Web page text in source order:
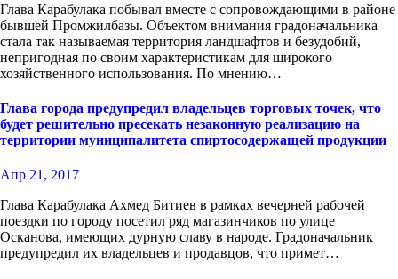
Глава Карабулака побывал вместе с сопровождающими в районе
бывшей Промжилбазы. Объектом внимания градоначальника
стала так называемая территория ландшафтов и безудобий,
непригодная по своим характеристикам для широкого
хозяйственного использования. По мнению…
Глава города предупредил владельцев торговых точек, что
будет решительно пресекать незаконную реализацию на
территории муниципалитета спиртосодержащей продукции
Апр 21, 2017
Глава Карабулака Ахмед Битиев в рамках вечерней рабочей
поездки по городу посетил ряд магазинчиков по улице
Осканова, имеющих дурную славу в народе. Градоначальник
предупредил их владельцев и продавцов, что примет…